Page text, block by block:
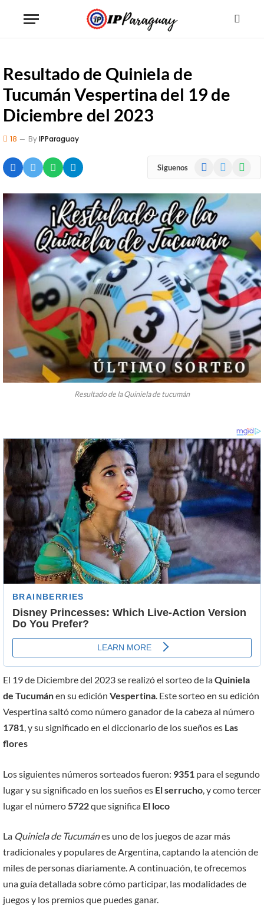
Resultado de Quiniela de
Tucumán Vespertina del 19 de
Diciembre del 2023
18 ByIPParaguay
Siguenos Facebook
Resultado de la Quiniela de tucumán
El 19 de Diciembre del 2023 se realizó el sorteo de laQuiniela
de Tucumánen su edición Vespertina. Este sorteo en su edición
Vespertina saltó como número ganador de la cabeza al número
1781, y su significado en el diccionario de los sueños es Las
flores
Los siguientes números sorteados fueron: 9351 para el segundo
lugar y su significado en los sueños es El serrucho , y como tercer
lugar el número 5722que significa El loco
La Quiniela de Tucumánes uno de los juegos de azar más
tradicionales y populares de Argentina, captando la atención de
miles de personas diariamente. A continuación, te ofrecemos
una guía detallada sobre cómo participar, las modalidades de
juegos y los premios que puedes ganar.